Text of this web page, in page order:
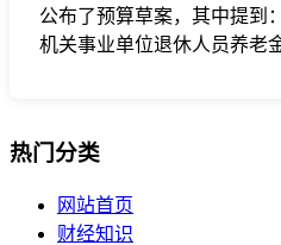
公布了预算草案，其中提到
机关事业单位退休人员养老
热门分类
网站首页
财经知识